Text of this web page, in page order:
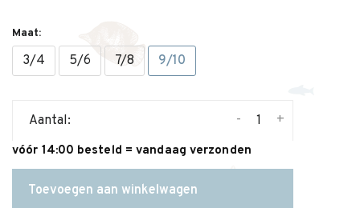
Maat:
3/4 5/6 7/8 9/10
Aantal: +
-
vóór 14:00 besteld = vandaag verzonden
Toevoegen aan winkelwagen